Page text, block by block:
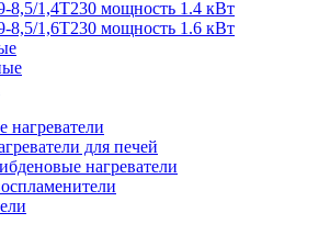
8,5/1,4Т230 мощность 1.4 кВт
8,5/1,6Т230 мощность 1.6 кВт
нагреватели
для печей
нагреватели